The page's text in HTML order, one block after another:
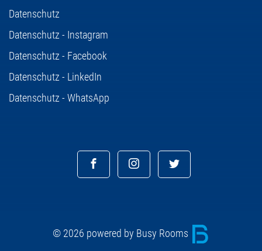
Datenschutz
Datenschutz - Instagram
Datenschutz - Facebook
Datenschutz - LinkedIn
Datenschutz - WhatsApp
© 2026 powered by Busy Rooms